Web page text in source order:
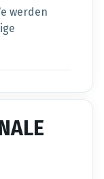
werden